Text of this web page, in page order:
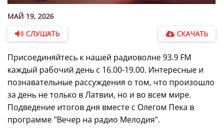
МАЙ 19, 2026
СЛУШАТЬ
СКАЧАТЬ
Присоединяйтесь к нашей радиоволне 93.9 FM
каждый рабочий день с 16.00-19.00. Интересные и
познавательные рассуждения о том, что произошло
за день не только в Латвии, но и во всем мире.
Подведение итогов дня вместе с Олегом Пека в
программе "Вечер на радио Мелодия".